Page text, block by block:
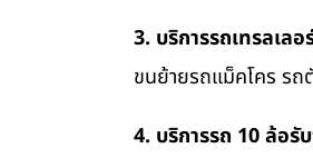
3. บริการรถเทรลเลอ
ขนย้ายรถแม็คโคร ร
4. บริการรถ 10 ล้อรั